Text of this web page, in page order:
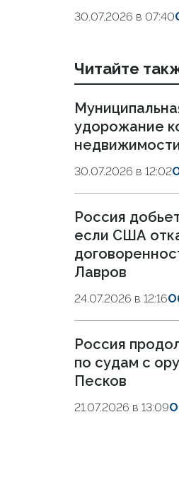
30.07.2026 в 07:40
Читайте
удорожание
30.07.2026 в 12:02
Россия
если США
Лавров
24.07.2026 в 12:16
Россия
по судам с
Песков
21.07.2026 в 13:09